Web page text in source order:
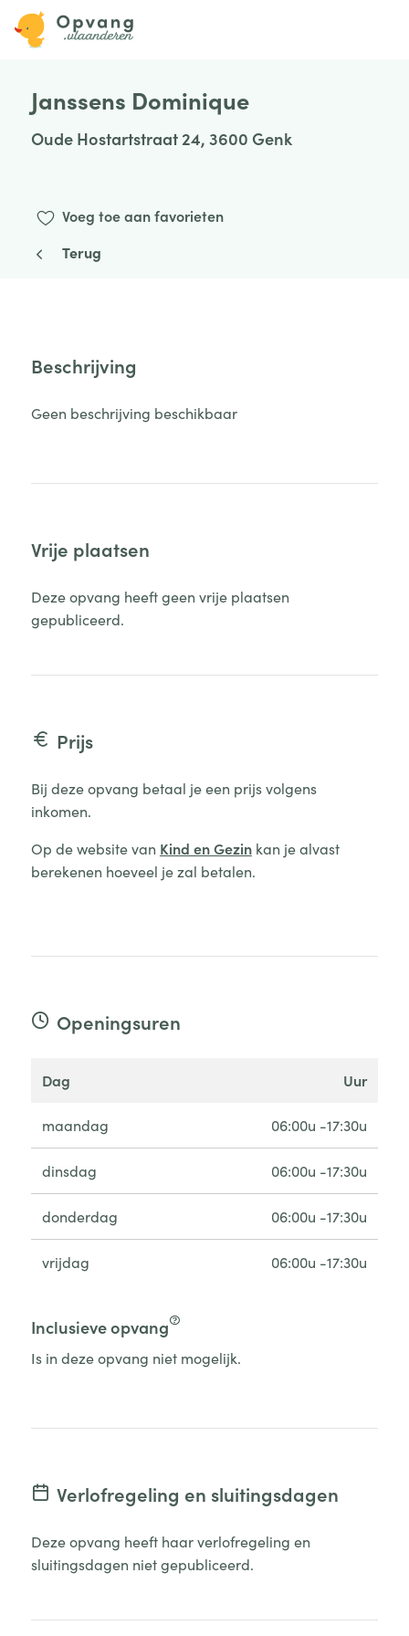
Janssens Dominique
Oude Hostartstraat 24, 3600 Genk
Voeg toe aan favorieten
Terug
Beschrijving
Geen beschrijving beschikbaar
Vrije plaatsen
Deze opvang heeft geen vrije plaatsen
gepubliceerd.
Prijs
Bij deze opvang betaal je een prijs volgens
inkomen.
Op de website van Kind en Gezinkan je alvast
berekenen hoeveel je zal betalen.
Openingsuren
dag uur
maandag 06:00u -17:30u
dinsdag 06:00u -17:30u
donderdag 06:00u -17:30u
vrijdag 06:00u -17:30u
Inclusieve opvang
Is in deze opvang niet mogelijk.
Verlofregeling en sluitingsdagen
Deze opvang heeft haar verlofregeling en
sluitingsdagen niet gepubliceerd.